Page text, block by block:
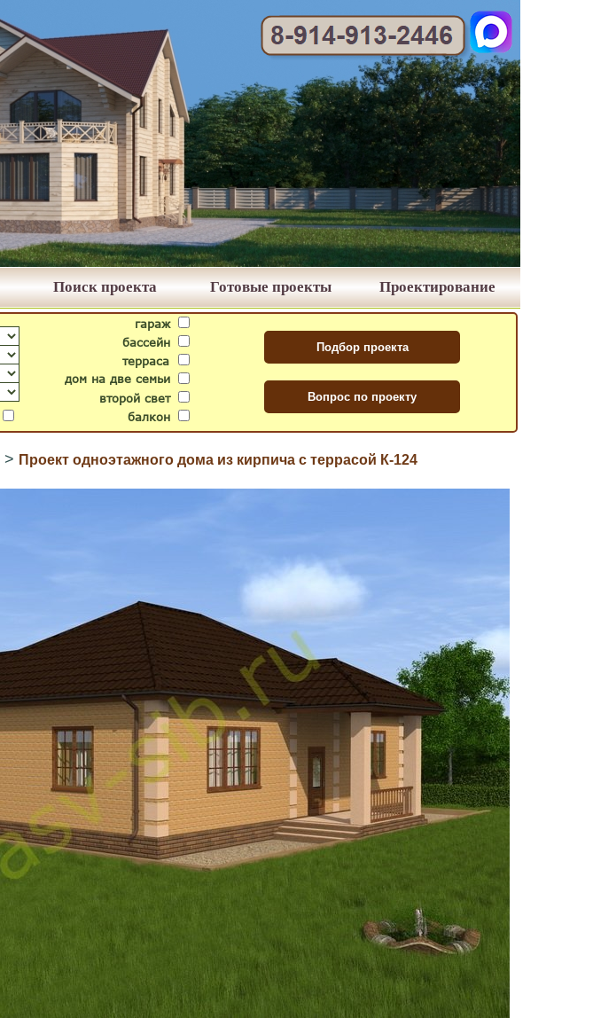
Поиск проекта Готовые проекты Проектирование
гараж
бассейн
второй свет
дом на две семьи
терраса
балкон
> Проект одноэтажного дома из кирпича с террасой К-124